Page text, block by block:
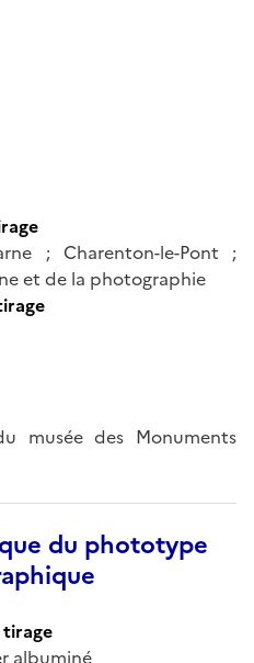
; Charenton-le-Pont ;
et de la photographie
musée des Monuments
du phototype
albuminé